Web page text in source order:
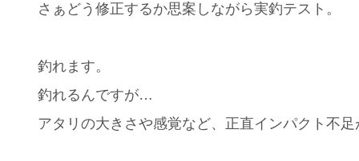
さぁどう修正するか思案しながら実釣テスト。
釣れます。
釣れるんですが…
アタリの大きさや感覚など、正直インパクト不